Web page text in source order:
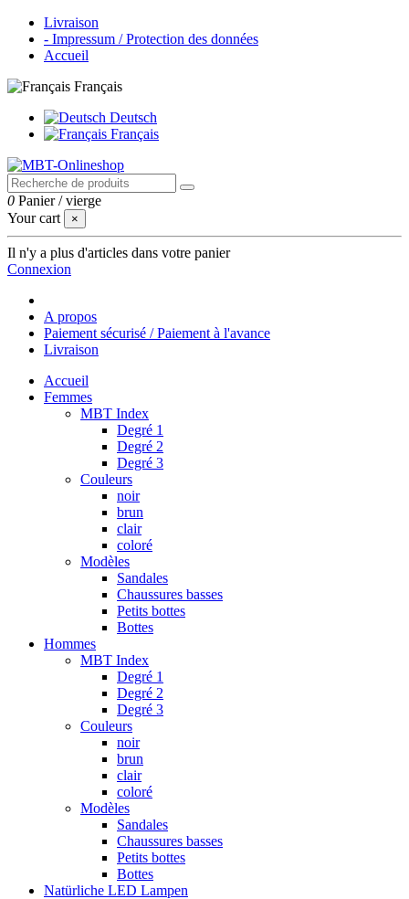
Livraison
- Impressum / Protection des données
Accueil
Français
Deutsch
Français
0 Panier /vierge
Your cart
×
Il n'y a plus d'articles dans votre panier
Connexion
A propos
Paiement sécurisé / Paiement à l'avance
Livraison
Accueil
Femmes
MBT Index
Degré 1
Degré 2
Degré 3
Couleurs
noir
brun
clair
coloré
Modèles
Sandales
Chaussures basses
Petits bottes
Bottes
Hommes
MBT Index
Degré 1
Degré 2
Degré 3
Couleurs
noir
brun
clair
coloré
Modèles
Sandales
Chaussures basses
Petits bottes
Bottes
Natürliche LED Lampen